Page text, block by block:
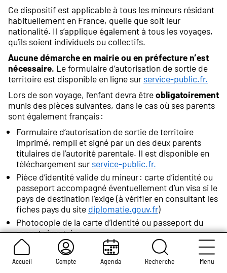
Accueil Compte Agenda Recherche Menu
Ce dispositif est applicable à tous les mineurs résidant
habituellement en France, quelle que soit leur
nationalité. Il s’applique également à tous les voyages,
qu’ils soient individuels ou collectifs.
Aucune démarche en mairie ou en préfecture n’est
nécessaire. Le formulaire d’autorisation de sortie de
territoire est disponible en ligne sur service-public.fr.
Lors de son voyage, l’enfant devra êtreobligatoirement
munis des pièces suivantes, dans le cas où ses parents
sont également français :
Formulaire d’autorisation de sortie de territoire
imprimé, rempli et signé par un des deux parents
titulaires de l’autorité parentale. Il est disponible en
téléchargement sur service-public.fr.
Pièce d’identité valide du mineur : carte d’identité ou
passeport accompagné éventuellement d’un visa si le
pays de destination l’exige (à vérifier en consultant les
fiches pays du site diplomatie.gouv.fr)
Photocopie de la carte d’identité ou passeport du
parent signataire
Le titred’identité doit être valide ou périmé depuis
moins de 5 ans